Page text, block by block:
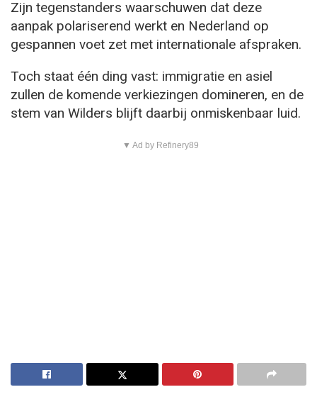
Zijn tegenstanders waarschuwen dat deze
aanpak polariserend werkt en Nederland op
gespannen voet zet met internationale afspraken.
Toch staat één ding vast: immigratie en asiel
zullen de komende verkiezingen domineren, en de
stem van Wilders blijft daarbij onmiskenbaar luid.
▼ Ad by Refinery89